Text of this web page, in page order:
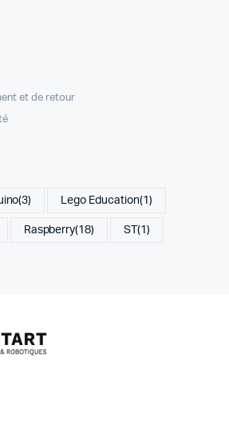
et de retour
(3) Lego Education(1)
Raspberry(18) ST(1)